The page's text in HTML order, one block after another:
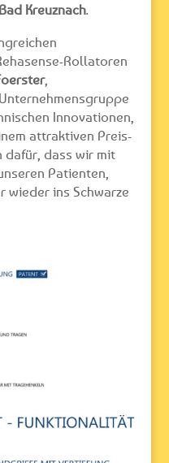
Bad Kreuznach.
Rollatoren
,
Innovationen,
attraktiven Preis-
dafür, dass wir mit
Patienten,
wieder ins Schwarze